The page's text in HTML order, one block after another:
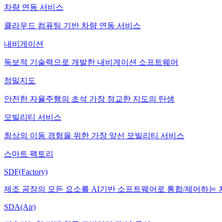
차량 연동 서비스
클라우드 컴퓨팅 기반 차량 연동 서비스
내비게이션
독보적 기술력으로 개발한 내비게이션 소프트웨어
정밀지도
안전한 자율주행의 초석 가장 정교한 지도의 탄생
모빌리티 서비스
최상의 이동 경험을 위한 가장 앞선 모빌리티 서비스
스마트 팩토리
SDF(Factory)
제조 공장의 모든 요소를 AI기반 소프트웨어로 통합/제어하는
SDA(Air)